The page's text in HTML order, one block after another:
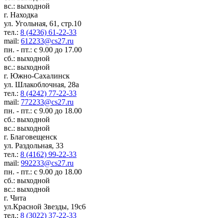
вс.: выходной
г. Находка
ул. Угольная, 61, стр.10
тел.: 8 (4236) 61-22-33
mail: 612233@cs27.ru
пн. - пт.: с 9.00 до 17.00
сб.: выходной
вс.: выходной
г. Южно-Сахалинск
ул. Шлакоблочная, 28а
тел.: 8 (4242) 77-22-33
mail: 772233@cs27.ru
пн. - пт.: с 9.00 до 18.00
сб.: выходной
вс.: выходной
г. Благовещенск
ул. Раздольная, 33
тел.: 8 (4162) 99-22-33
mail: 992233@cs27.ru
пн. - пт.: с 9.00 до 18.00
сб.: выходной
вс.: выходной
г. Чита
ул.Красной Звезды, 19с6
тел.: 8 (3022) 37-22-33